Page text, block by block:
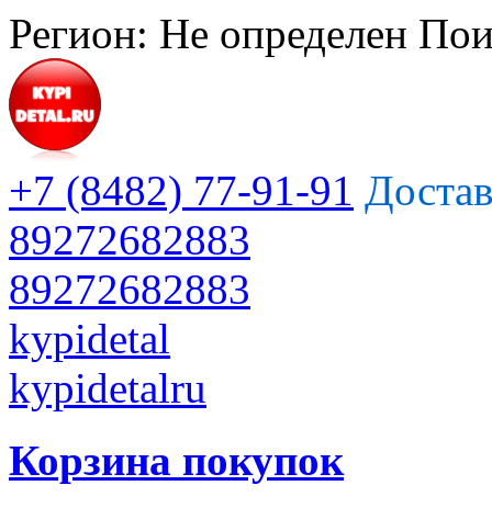
Регион: Не определен
+7 (8482) 77-91-91
89272682883
89272682883
kypidetal
kypidetalru
Корзина покупок